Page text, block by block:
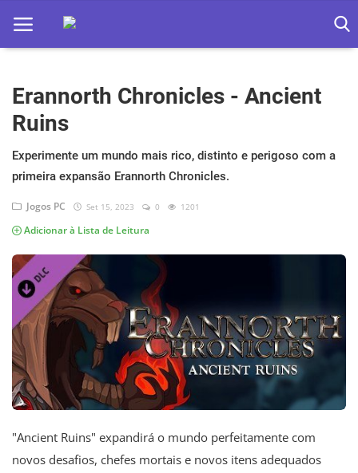
Home
Apps
Ebooks
Web
Música
Jogos hoje na TV
Erannorth Chronicles - Ancient
Ruins
Experimente um mundo mais rico, distinto e perigoso com a
primeira expansão Erannorth Chronicles.
Jogos PC Set 15, 2023 0 1201
Adicionar à Lista de Leitura
"Ancient Ruins" expandirá o mundo perfeitamente com
novos desafios, chefes mortais e novos itens adequados